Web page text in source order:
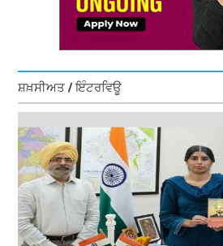
ਸ਼ਖ਼ਸੀਅਤ / ਇੰਟਰਵਿਊ